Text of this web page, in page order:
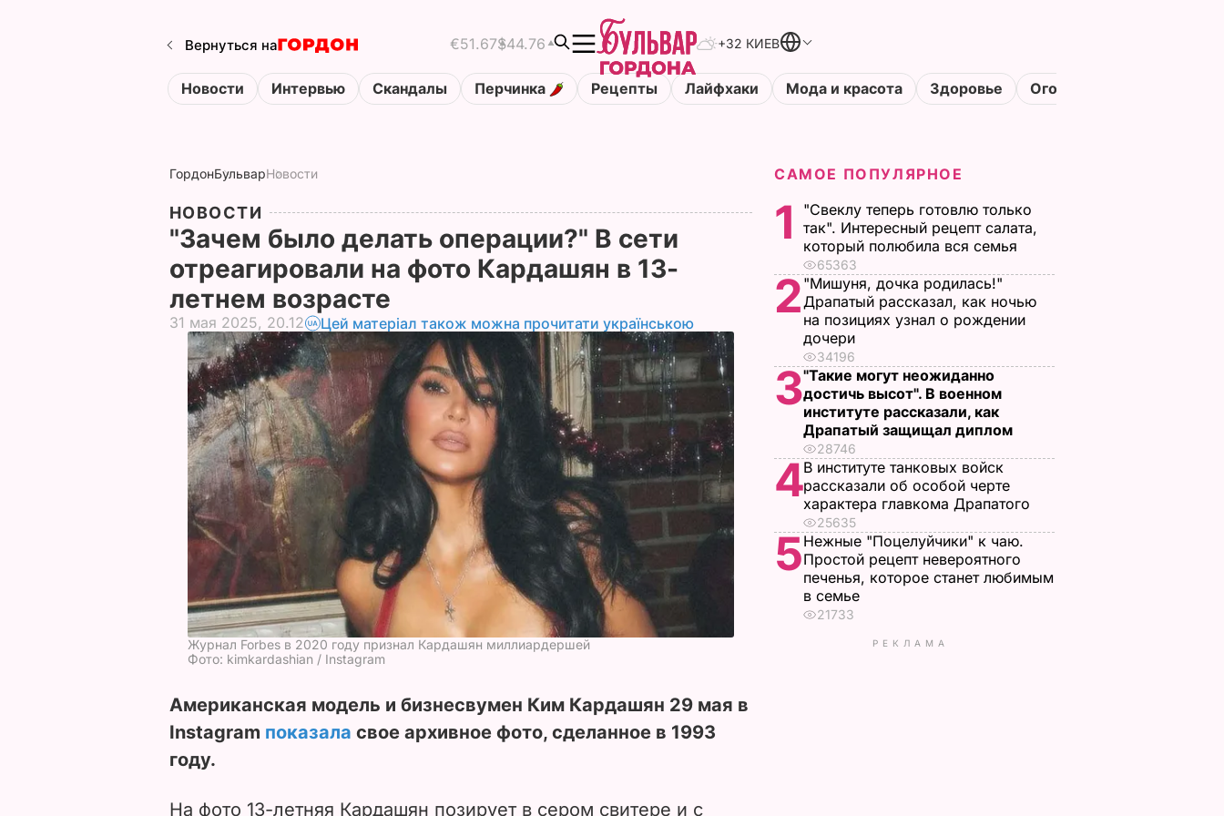
Вернуться на €51.67$44.76 +32 КИЕВ
Новости Интервью Скандалы Перчинка Рецепты Лайфхаки Мода и красота Здоровье Огороды
ГордонБульварНовости
НОВОСТИ
"Зачем было делать операции?" В сети
отреагировали на фото Кардашян в 13-
летнем возрасте
31 мая 2025, 20.12 Цей матеріал також можна прочитати українською
Журнал Forbes в 2020 году признал Кардашян миллиардершей
Фото: kimkardashian / Instagram
Американская модель и бизнесвумен Ким Кардашян 29 мая в
Instagram показала свое архивное фото, сделанное в 1993
году.
На фото 13-летняя Кардашян позирует в сером свитере и с
САМОЕ ПОПУЛЯРНОЕ
1
"Свеклу теперь готовлю только
так". Интересный рецепт салата,
который полюбила вся семья
65363
2 "Мишуня, дочка родилась!"
Драпатый рассказал, как ночью
на позициях узнал о рождении
дочери
34196
3"Такие могут неожиданно
достичь высот". В военном
институте рассказали, как
Драпатый защищал диплом
28746
4В институте танковых войск
рассказали об особой черте
характера главкома Драпатого
25635
5Нежные "Поцелуйчики" к чаю.
Простой рецепт невероятного
печенья, которое станет любимым
в семье
21733
РЕКЛАМА